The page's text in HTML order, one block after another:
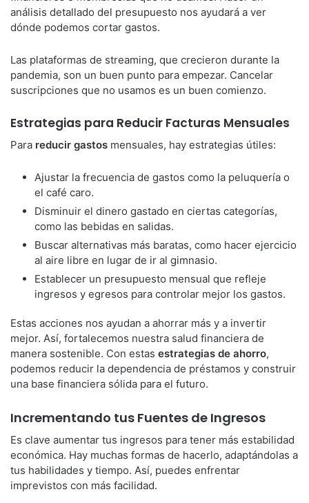
análisis detallado del presupuesto nos ayudará a ver
dónde podemos cortar gastos.
Las plataformas de streaming, que crecieron durante la
pandemia, son un buen punto para empezar. Cancelar
suscripciones que no usamos es un buen comienzo.
Estrategias para Reducir Facturas Mensuales
Para reducir gastos mensuales, hay estrategias útiles:
Ajustar la frecuencia de gastos como la peluquería o
el café caro.
Disminuir el dinero gastado en ciertas categorías,
como las bebidas en salidas.
Buscar alternativas más baratas, como hacer ejercicio
al aire libre en lugar de ir al gimnasio.
Establecer un presupuesto mensual que refleje
ingresos y egresos para controlar mejor los gastos.
Estas acciones nos ayudan a ahorrar más y a invertir
mejor. Así, fortalecemos nuestra salud financiera de
manera sostenible. Con estas estrategias de ahorro,
podemos reducir la dependencia de préstamos y construir
una base financiera sólida para el futuro.
Incrementando tus Fuentes de Ingresos
Es clave aumentar tus ingresos para tener más estabilidad
económica. Hay muchas formas de hacerlo, adaptándolas a
tus habilidades y tiempo. Así, puedes enfrentar
imprevistos con más facilidad.